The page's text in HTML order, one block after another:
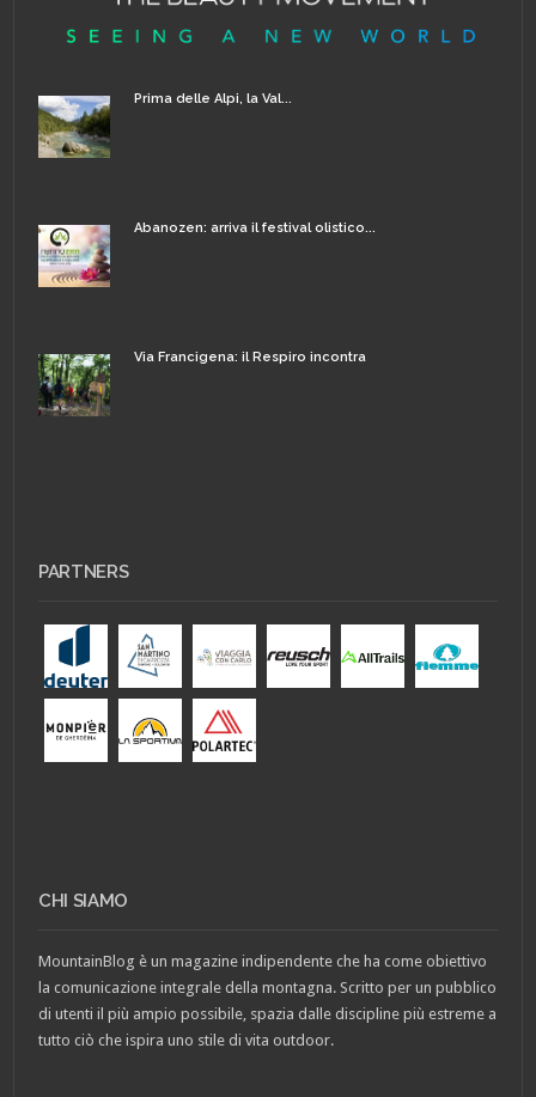
Prima delle Alpi, la Val...
Abanozen: arriva il festival olistico...
Via Francigena: il Respiro incontra
PARTNERS
CHI SIAMO
MountainBlog è un magazine indipendente che ha come obiettivo
la comunicazione integrale della montagna. Scritto per un pubblico
di utenti il più ampio possibile, spazia dalle discipline più estreme a
tutto ciò che ispira uno stile di vita outdoor.